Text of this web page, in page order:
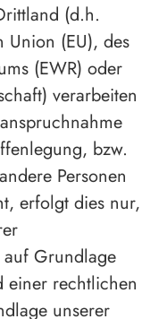
(d.h.
Union (EU), des
(EWR) oder
verarbeiten
bzw.
Personen
erfolgt dies nur,
Grundlage
rechtlichen
unserer